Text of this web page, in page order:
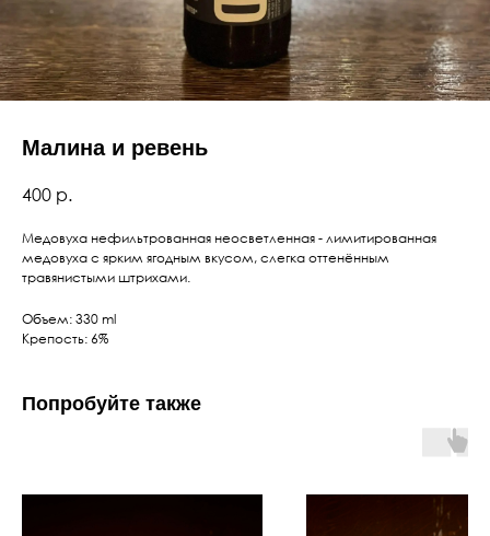
Малина и ревень
400 р.
Медовуха нефильтрованная неосветленная - лимитированная
медовуха с ярким ягодным вкусом, слегка оттенённым
травянистыми штрихами.
Объем: 330 ml
Крепость: 6%
Попробуйте также